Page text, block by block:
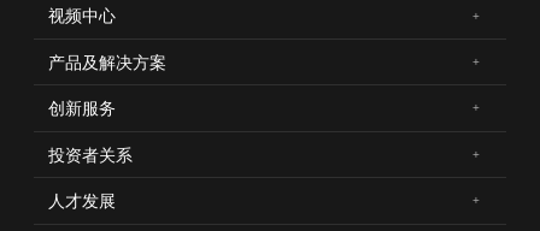
集团服务热线
0756-3399999
关于我们